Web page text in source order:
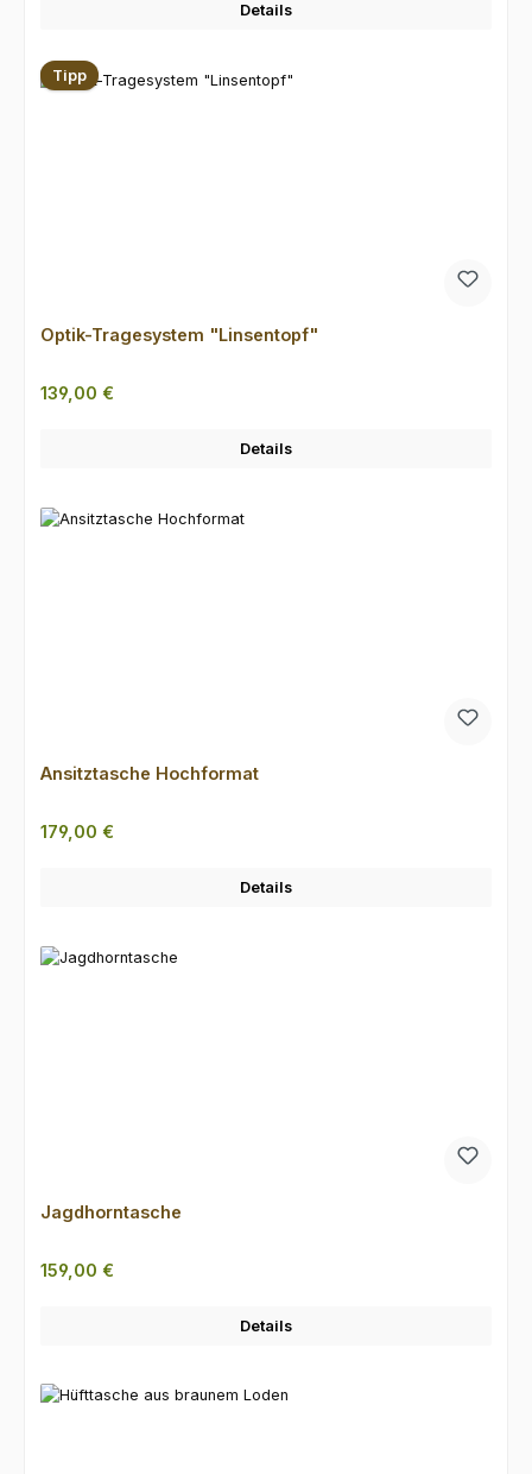
Details
Tipp
Optik-Tragesystem "Linsentopf"
Regulärer Preis:
139,00 €
Details
Ansitztasche Hochformat
Regulärer Preis:
179,00 €
Details
Jagdhorntasche
Regulärer Preis:
159,00 €
Details